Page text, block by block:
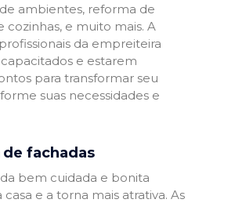
ambientes, reforma de
cozinhas, e muito mais. A
da empreiteira
e estarem
para transformar seu
suas necessidades e
fachadas
bem cuidada e bonita
casa e a torna mais atrativa. As